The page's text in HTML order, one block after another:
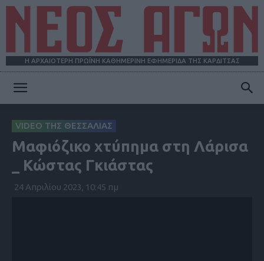
Η ΑΡΧΑΙΟΤΕΡΗ ΠΡΩΪΝΗ ΚΑΘΗΜΕΡΙΝΗ ΕΦΗΜΕΡΙΔΑ ΤΗΣ ΚΑΡΔΙΤΣΑΣ
ΑΓΩΝ
VIDEO ΤΗΣ ΘΕΣΣΑΛΙΑΣ
Μαφιόζικο χτύπημα στη Λάρισα
_ Κώστας Γκιάστας
24 Απριλίου 2023, 10:45 πμ